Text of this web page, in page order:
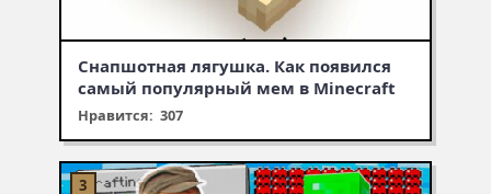
Снапшотная лягушка. Как появился
самый популярный мем в Minecraft
Нравится: 307